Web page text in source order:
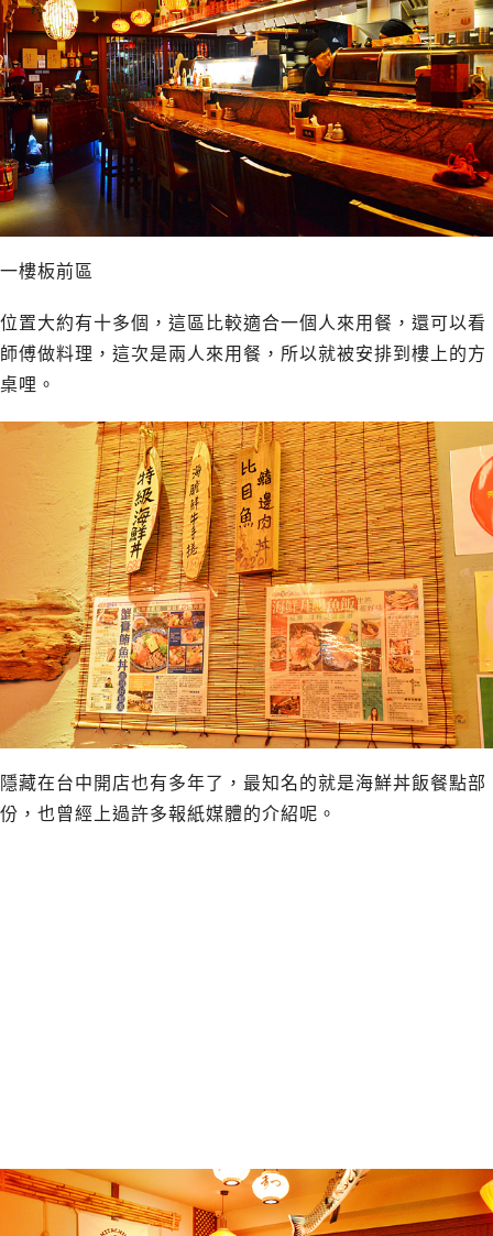
一樓板前區
位置大約有十多個，這區比較適合一個人來用餐，還可以看
師傅做料理，這次是兩人來用餐，所以就被安排到樓上的方
桌哩。
隱藏在台中開店也有多年了，最知名的就是海鮮丼飯餐點部
份，也曾經上過許多報紙媒體的介紹呢。